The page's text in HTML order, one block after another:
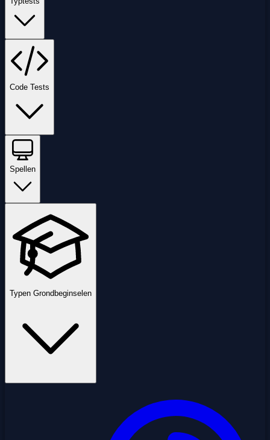
Code Tests
Spellen
Typen Grondbeginselen